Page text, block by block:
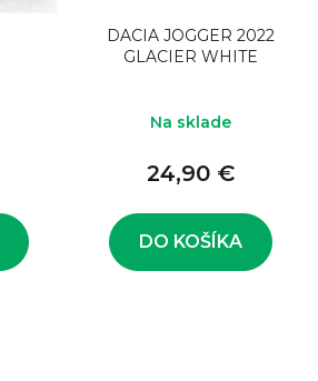
DACIA JOGGER 2022
GLACIER WHITE
Na sklade
24,90 €
DO KOŠÍKA